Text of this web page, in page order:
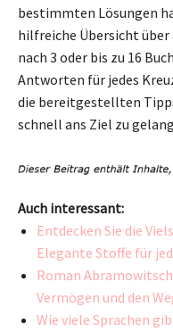
bestimmten Lösungen
hilfreiche Übersicht
nach 3 oder bis zu 16
Antworten für jedes
die bereitgestellten
schnell ans Ziel zu
Auch interessant:
Entdecken Sie die
Elegante Stoffe für
Roman
Vermögen und den
Wie viele Sprachen